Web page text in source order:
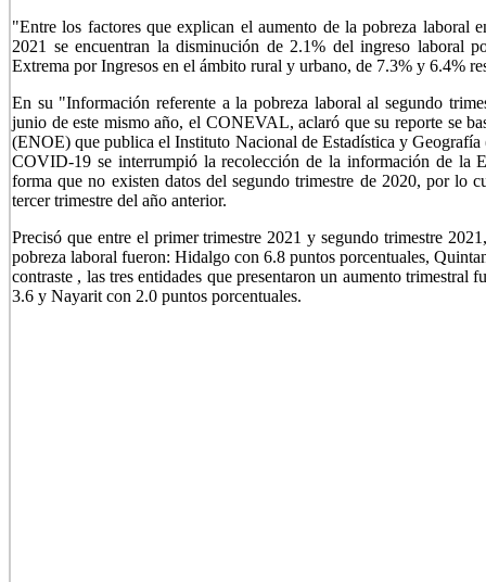
"Entre los factores que explican el aumento de la pobreza laboral
2021 se encuentran la disminución de 2.1% del ingreso laboral
Extrema por Ingresos en el ámbito rural y urbano, de 7.3% y 6.4%
En su "Información referente a la pobreza laboral al segundo
junio de este mismo año, el CONEVAL, aclaró que su reporte se
(ENOE) que publica el Instituto Nacional de Estadística y
COVID-19 se interrumpió la recolección de la información de la
forma que no existen datos del segundo trimestre de 2020, por lo
tercer trimestre del año anterior.
Precisó que entre el primer trimestre 2021 y segundo trimestre
pobreza laboral fueron: Hidalgo con 6.8 puntos porcentuales,
contraste , las tres entidades que presentaron un aumento
3.6 y Nayarit con 2.0 puntos porcentuales.